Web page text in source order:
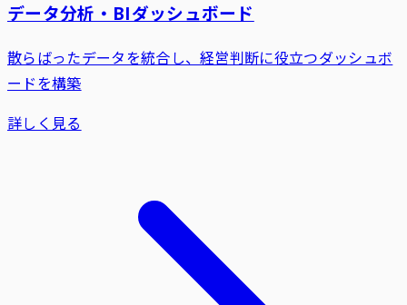
データ分析・BIダッシュボード
散らばったデータを統合し、経営判断に役立つダッシュボ
ードを構築
詳しく見る